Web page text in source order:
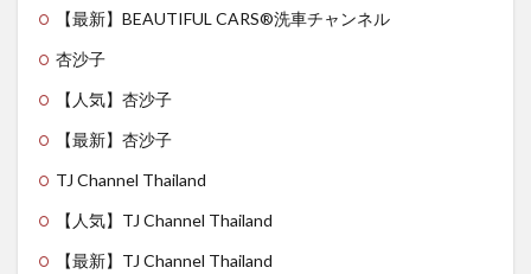
【最新】BEAUTIFUL CARS®︎洗車チャンネル
杏沙子
【人気】杏沙子
【最新】杏沙子
TJ Channel Thailand
【人気】TJ Channel Thailand
【最新】TJ Channel Thailand